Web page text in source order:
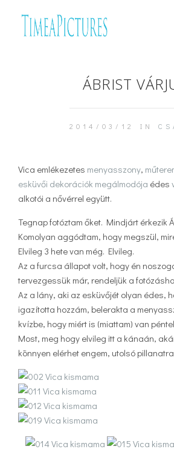
ÁBRIST
2014/03/12 IN
Vica emlékezetes menyasszony,
esküvői dekorációk megálmodója édes
alkotói a nővérrel együtt.
Tegnap fotóztam őket. Mindjárt érkezik
Komolyan aggódtam, hogy megszül,
Elvileg 3 hete van még. Elvileg.
Az a furcsa állapot volt, hogy én
tervezgessük már, rendeljük a
Az a lány, aki az esküvőjét olyan édes,
igazította hozzám, belerakta a
kvízbe, hogy miért is (miattam) van
Most, meg hogy elvileg itt a kánaán,
könnyen elérhet engem, utolsó